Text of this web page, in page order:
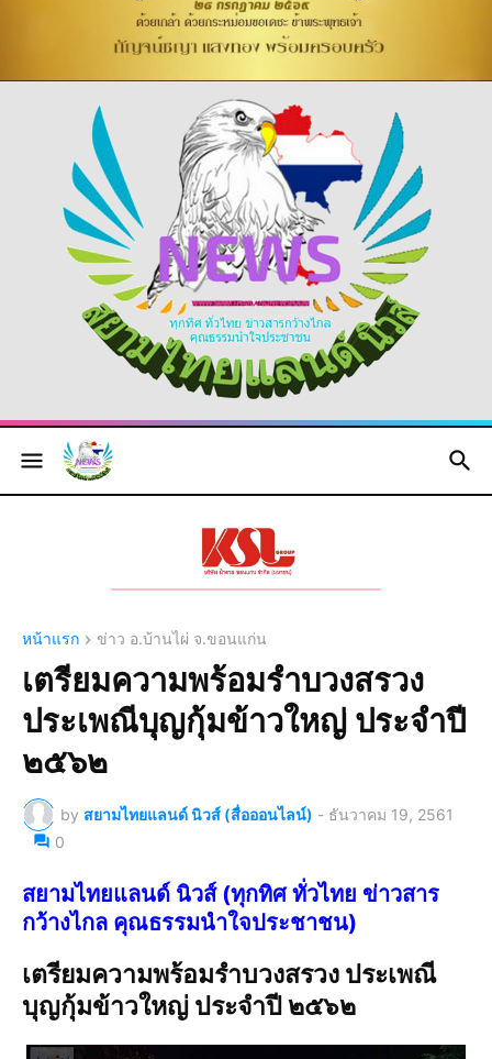
หน้าแรก ข่าว อ.บ้านไผ่ จ.ขอนแก่น
เตรียมความพร้อมรำบวงสรวง
ประเพณีบุญกุ้มข้าวใหญ่ ประจำปี
๒๕๖๒
by สยามไทยแลนด์ นิวส์ (สื่อออนไลน์) - ธันวาคม 19, 2561
0
สยามไทยแลนด์ นิวส์ (ทุกทิศ ทั่วไทย ข่าวสาร
กว้างไกล คุณธรรมนำใจประชาชน)
เตรียมความพร้อมรำบวงสรวง ประเพณี
บุญกุ้มข้าวใหญ่ ประจำปี ๒๕๖๒